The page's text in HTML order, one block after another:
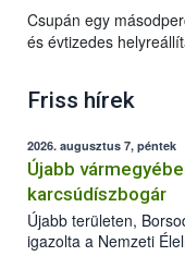
Csupán egy
és évtizedes
Friss hírek
2026. augusztus 7, péntek
Újabb
karcsúdíszbogár
Újabb területen,
igazolta a Nemzeti